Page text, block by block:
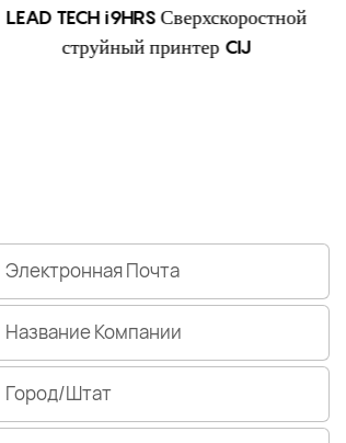
LEAD TECH i9HRS Сверхскоростной
струйный принтер CIJ
Электронная Почта
Название Компании
Город/штат